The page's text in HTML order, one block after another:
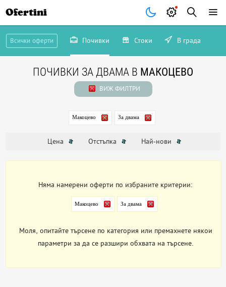
Ofertini
Всички оферти Почивки Стоки В града
ПОЧИВКИ ЗА ДВАМА В МАКОЦЕВО
ВИЖ ФИЛТРИ
Макоцево За двама
Цена Отстъпка Най-нови
Няма намерени оферти по избраните критерии:
Макоцево За двама
Моля, опитайте търсене по категория или премахнете някои
параметри за да се разшири обхвата на търсене.